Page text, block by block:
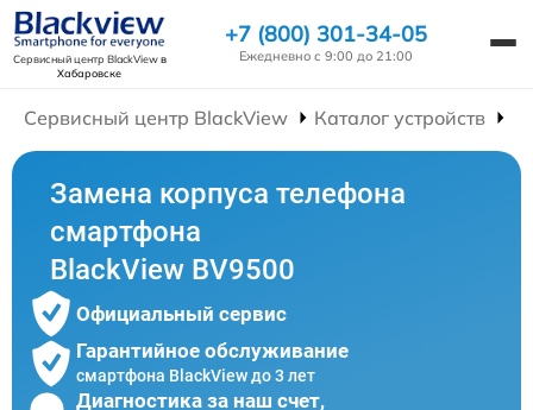
Сервисный центр BlackViewв
Хабаровске
+7 (800) 301-34-05
Ежедневно с 9:00 до 21:00
Сервисный центр BlackView Каталог устройств
Замена корпуса телефона
смартфона
BlackView BV9500
Официальный сервис
Гарантийное обслуживание
смартфона BlackView до 3 лет
Диагностика за наш счет,